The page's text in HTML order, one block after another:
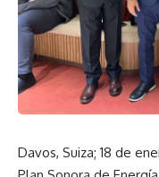
Davos, Suiza; 18 de